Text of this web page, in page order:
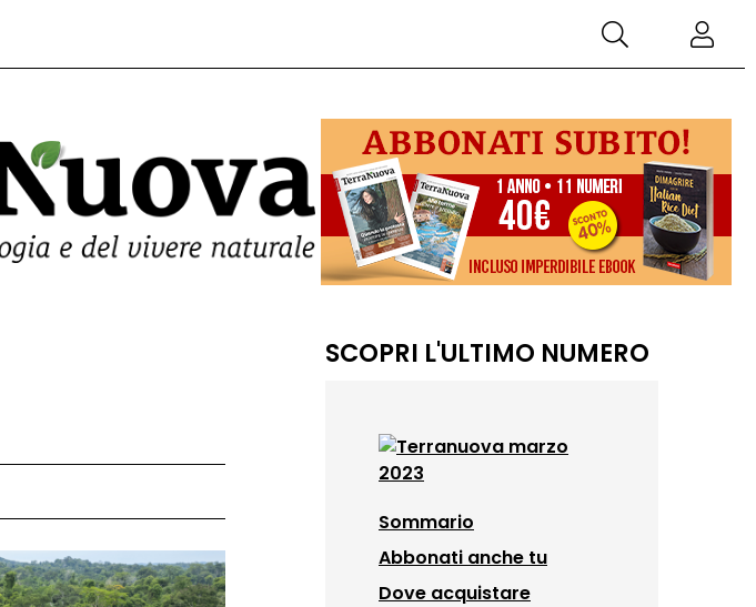
SCOPRI L'ULTIMO NUMERO
Sommario
Abbonati anche tu
Dove acquistare